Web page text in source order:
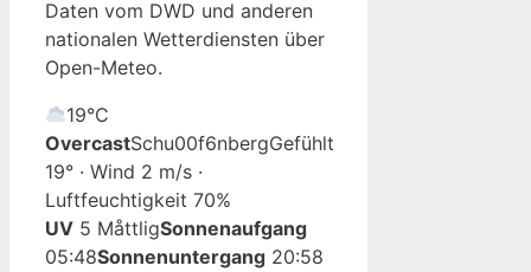
Daten vom DWD und anderen
nationalen Wetterdiensten über
Open-Meteo.
19°C
OvercastSchu00f6nbergGefühlt
19° · Wind 2 m/s ·
Luftfeuchtigkeit 70%
UV 5 MåttligSonnenaufgang
05:48Sonnenuntergang 20:58